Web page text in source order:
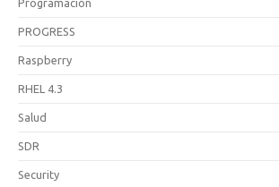
PROGRESS
Raspberry
RHEL 4.3
Salud
SDR
Security